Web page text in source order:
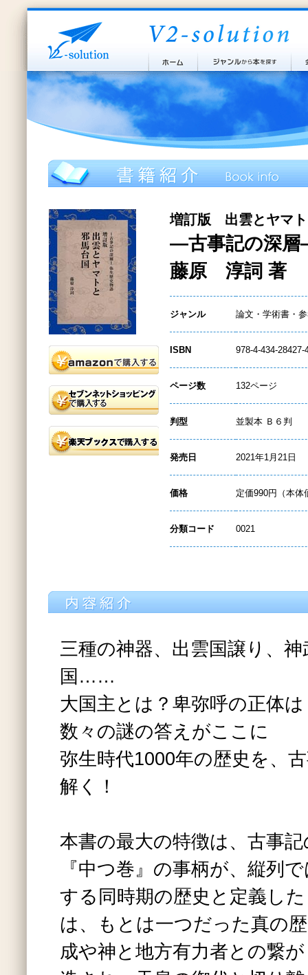
増訂版 出雲とヤマト
―古事記の深層
藤原 淳詞 著
ジャンル 論文・学術書・
ISBN 978-4-434-28427-
ページ数 132ページ
判型 並製本 Ｂ６判
発売日 2021年1月21日
価格 定価990円（本体
分類コード 0021
三種の神器、出雲国譲り、
国……
大国主とは？卑弥呼の正体は
数々の謎の答えがここに
弥生時代1000年の歴史を、
解く！
本書の最大の特徴は、古事
『中つ巻』の事柄が、縦列
する同時期の歴史と定義し
は、もとは一つだった真の
成や神と地方有力者との繋